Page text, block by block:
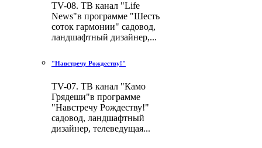
TV-08. ТВ канал "Life
News"в программе "Шесть
соток гармонии" садовод,
ландшафтный дизайнер,...
"Навстречу Рождеству!"
TV-07. ТВ канал "Камо
Грядеши"в программе
"Навстречу Рождеству!"
садовод, ландшафтный
дизайнер, телеведущая...